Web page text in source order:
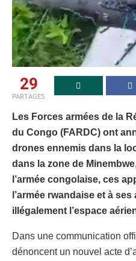
29
PARTAGES
Les Forces armées de la
du Congo (FARDC) ont
drones ennemis dans la
dans la zone de
l’armée congolaise, ces
l’armée rwandaise et à
illégalement l’espace
Dans une communication
dénoncent un nouvel acte